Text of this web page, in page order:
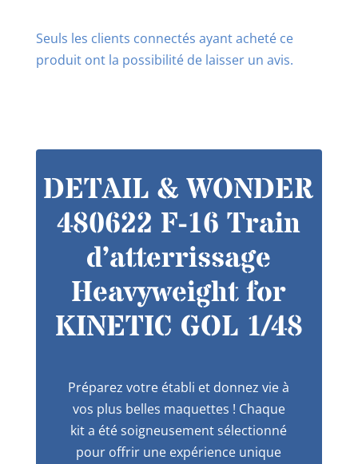
Seuls les clients connectés ayant acheté ce
produit ont la possibilité de laisser un avis.
DETAIL & WONDER
480622 F-16 Train
d’atterrissage
Heavyweight for
KINETIC GOL 1/48
Préparez votre établi et donnez vie à
vos plus belles maquettes ! Chaque
kit a été soigneusement sélectionné
pour offrir une expérience unique